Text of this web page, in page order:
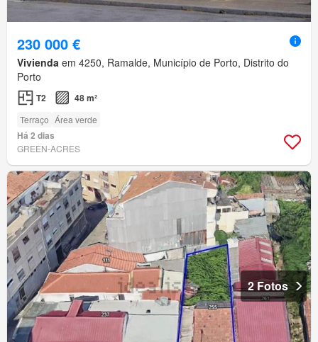
230 000 €
Vivienda em 4250, Ramalde, Município de Porto, Distrito do
Porto
T2 48 m²
Terraço Área verde
Há 2 dias
GREEN-ACRES
2 Fotos